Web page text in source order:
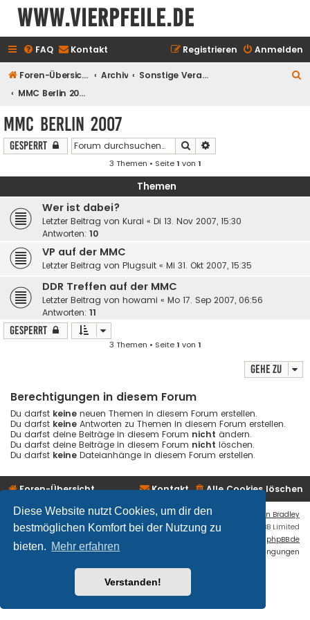
Diese Website nutzt Cookies, um dir den
bestmöglichen Komfort bei der Nutzung zu
bieten. Mehr erfahren
Verstanden!
www.vierpfeile.de
FAQ Kontakt Anmelden
Registrieren
Foren-Übersicht Archiv
Sonstige Veranstaltungen
MMC Berlin 2007
MMC Berlin 2007
Gesperrt Suche
3 Themen • Seite1 von 1
Themen
Wer ist dabei?
Letzter Beitrag von Kurai « Di 13. Nov 2007, 15:30
Antworten: 10
VP auf der MMC
Letzter Beitrag von Plugsuit « Mi 31. Okt 2007, 15:35
DDR Treffen auf der MMC
Letzter Beitrag von howami « Mo 17. Sep 2007, 06:56
Antworten: 11
Gesperrt
3 Themen • Seite1 von 1
Gehe zu
Berechtigungen in diesem Forum
Du darfst keine neuen Themen in diesem Forum erstellen.
Du darfst keine Antworten zu Themen in diesem Forum erstellen.
Du darfst deine Beiträge in diesem Forum nicht ändern.
Du darfst deine Beiträge in diesem Forum nicht löschen.
Du darfst keine Dateianhänge in diesem Forum erstellen.
Foren-Übersicht Alle Cookies löschen
Kontakt
Ian Bradley
Powered byphpBB ® Forum Software © phpBB Limited
phpBB.de
Nutzungsbedingungen